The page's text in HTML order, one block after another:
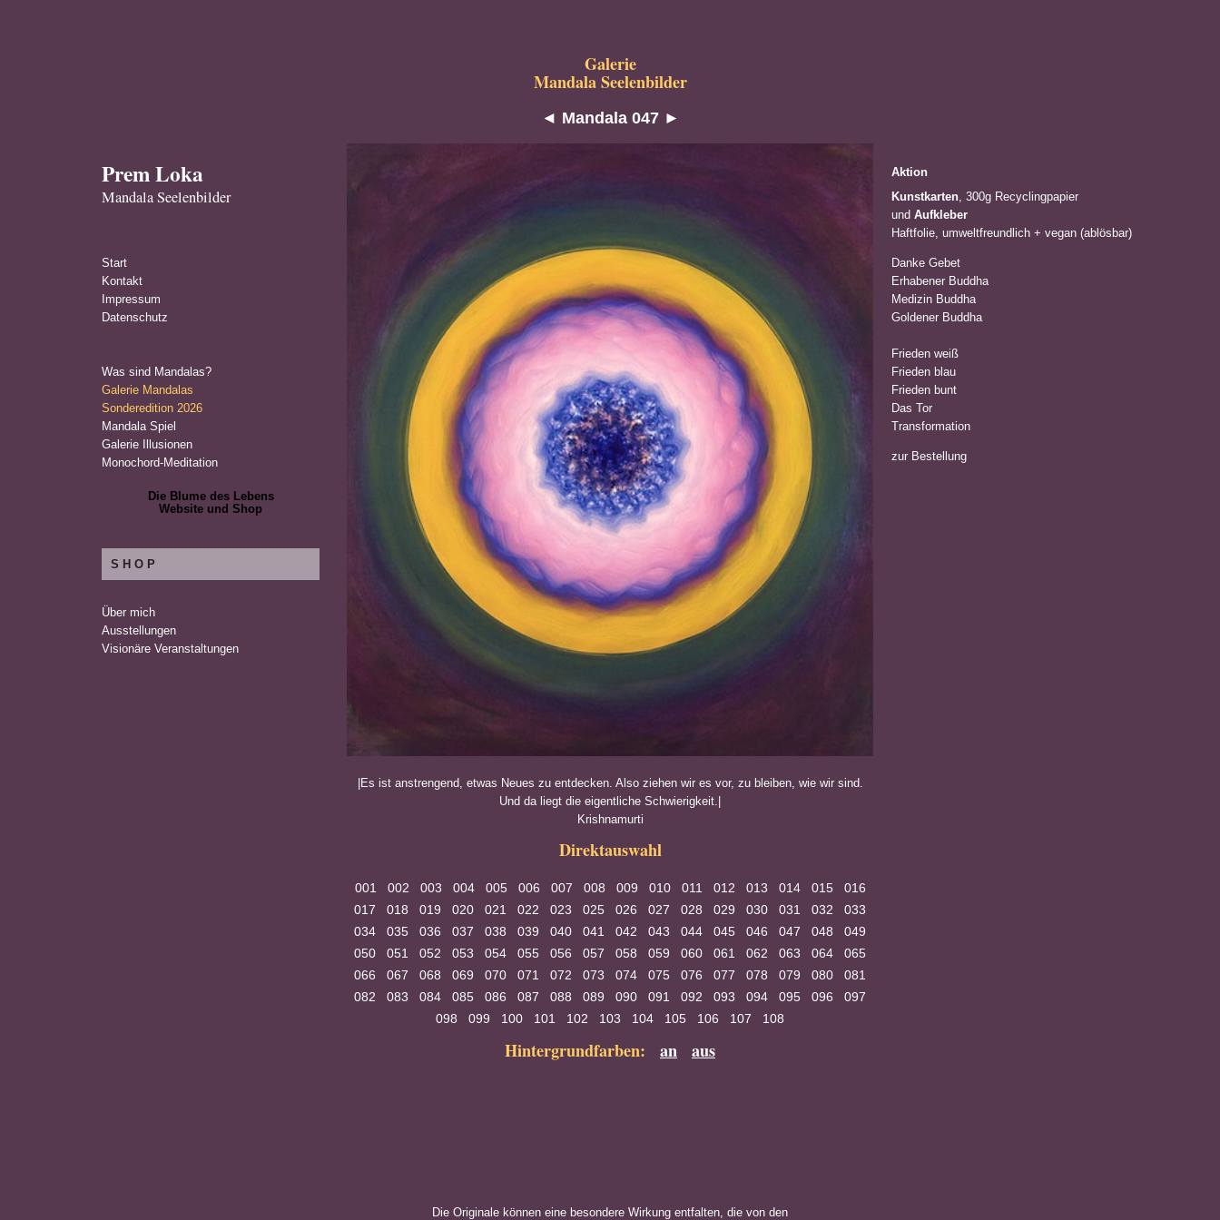
Prem Loka
Mandala Seelenbilder
Start
Kontakt
Impressum
Datenschutz
Was sind Mandalas?
Galerie Mandalas
Sonderedition 2026
Mandala Spiel
Galerie Illusionen
Monochord-Meditation
Die Blume des Lebens
Website und Shop
SHOP
Über mich
Ausstellungen
Visionäre Veranstaltungen
Galerie
Mandala Seelenbilder
◄ Mandala 047 ►
|Es ist anstrengend, etwas Neues zu entdecken. Also ziehen wir es vor, zu bleiben, wie wir sind.
Und da liegt die eigentliche Schwierigkeit.|
Krishnamurti
Direktauswahl
001 002 003 004 005 006 007 008 009 010 011 012 013 014 015
016
017
018 019 020 021 022 023 025 026 027 028 029 030 031 032
033
034
035 036 037 038 039 040 041 042 043 044 045 046 047 048
049
050
051 052 053 054 055 056 057 058 059 060 061 062 063 064
065
066
067 068 069 070 071 072 073 074 075 076 077 078 079 080
081
082
083 084 085 086 087 088 089 090 091 092 093 094 095 096
097
098
099 100 101 102 103 104 105 106 107 108
Hintergrundfarben: an aus
Aktion
Kunstkarten , 300g Recyclingpapier
und Aufkleber
Haftfolie, umweltfreundlich + vegan (ablösbar)
Danke Gebet
Erhabener Buddha
Medizin Buddha
Goldener Buddha
Frieden weiß
Frieden blau
Frieden bunt
Das Tor
Transformation
zur Bestellung
Die Originale können eine besondere Wirkung entfalten, die von den